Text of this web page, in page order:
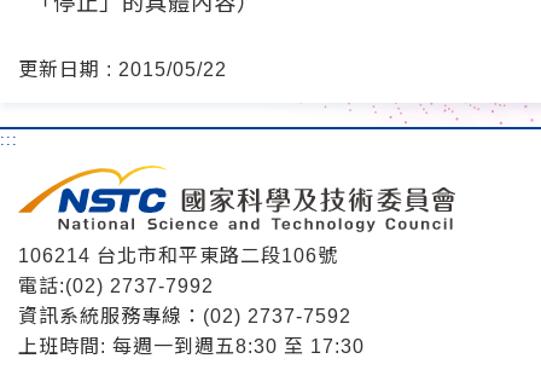
更新日期 : 2015/05/22
:::
106214 台北市和平東路二段106號
電話:(02) 2737-7992
資訊系統服務專線：(02) 2737-7592
上班時間: 每週一到週五8:30 至 17:30